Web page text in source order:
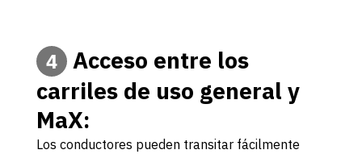
4
Acceso entre los
carriles de uso general y
MaX:
Los conductores pueden transitar fácilmente